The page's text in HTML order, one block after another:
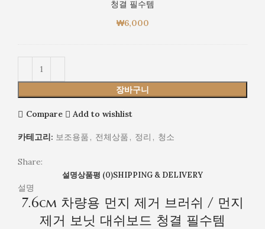
대
쉬
필
수
템
거
브
지
제
거
닛
보
청
결
청결 필수템
₩6,000
장바구니
Compare Add to wishlist
카테고리: 보조용품 , 전체상품 , 정리 , 청소
Share:
설명상품평 (0)SHIPPING & DELIVERY
설명
7.6cm 차량용 먼지 제거 브러쉬 / 먼지
제거 보닛 대쉬보드 청결 필수템